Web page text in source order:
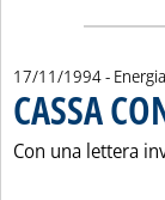
17/11/1994-
CASSA
Con una lettera